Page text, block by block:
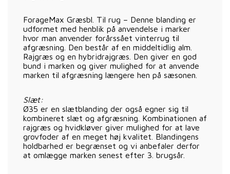
ForageMax Græsbl. Til rug – Denne blanding er
udformet med henblik på anvendelse i marker
hvor man anvender forårssået vinterrug til
afgræsning. Den består af en middeltidlig alm.
Rajgræs og en hybridrajgræs. Den giver en god
bund i marken og giver mulighed for at anvende
marken til afgræsning længere hen på sæsonen.
Slæt:
Ø35 er en slætblanding der også egner sig til
kombineret slæt og afgræsning. Kombinationen af
rajgræs og hvidkløver giver mulighed for at lave
grovfoder af en meget høj kvalitet. Blandingens
holdbarhed er begrænset og vi anbefaler derfor
at omlægge marken senest efter 3. brugsår.